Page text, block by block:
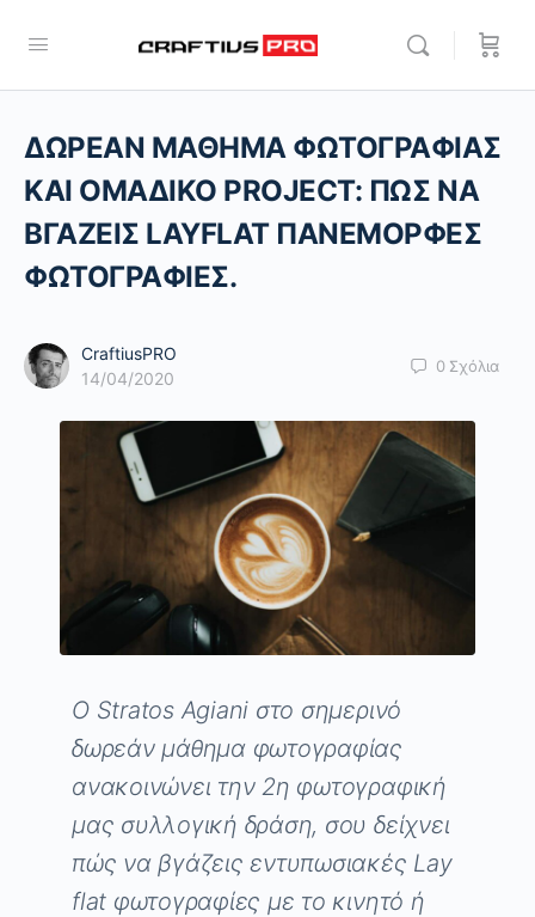
ΔΩΡΕΑΝ ΜΑΘΗΜΑ ΦΩΤΟΓΡΑΦΙΑΣ
ΚΑΙ ΟΜΑΔΙΚΟ PROJECT: ΠΩΣ ΝΑ
ΒΓΑΖΕΙΣ LAYFLAT ΠΑΝΕΜΟΡΦΕΣ
ΦΩΤΟΓΡΑΦΙΕΣ.
CraftiusPRO
14/04/2020
0 Σχόλια
O Stratos Agiani στο σημερινό
δωρεάν μάθημα φωτογραφίας
ανακοινώνει την 2η φωτογραφική
μας συλλογική δράση, σου δείχνει
πώς να βγάζεις εντυπωσιακές Lay
flat φωτογραφίες με το κινητό ή